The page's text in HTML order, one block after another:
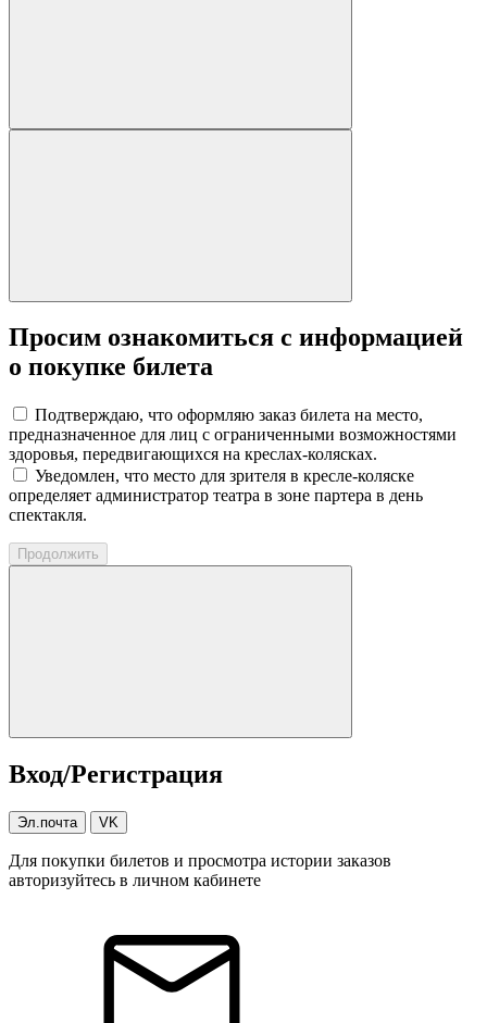
Просим ознакомиться с информацией
о покупке билета
Подтверждаю, что оформляю заказ билета на место,
предназначенное для лиц с ограниченными возможностями
здоровья, передвигающихся на креслах-колясках.
Уведомлен, что место для зрителя в кресле-коляске
определяет администратор театра в зоне партера в день
спектакля.
Продолжить
Вход/Регистрация
Эл.почта VK
Для покупки билетов и просмотра истории заказов
авторизуйтесь в личном кабинете